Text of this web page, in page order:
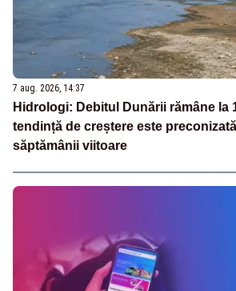
7 aug. 2026, 14:37
Hidrologi: Debitul Dunării rămâne la
tendință de creștere este
săptămânii viitoare